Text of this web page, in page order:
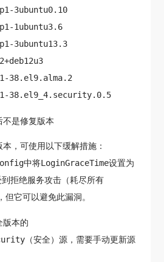
3ubuntu0.10
1ubuntu3.6
3ubuntu13.3
38.el9.alma.2
38.el9_4.security.0.5
是修复版本
本，可使用以下缓解措施：
中将LoginGraceTime设置为
拒绝服务攻击（耗尽所有
它可以避免此漏洞。
版本的
（安全）源，需要手动更新源